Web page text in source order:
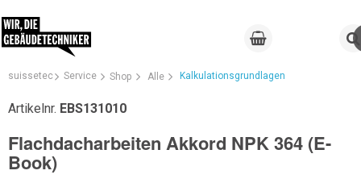
suissetec Service Shop Alle Kalkulationsgrundlagen
Artikelnr. EBS131010
Flachdacharbeiten Akkord NPK 364 (E-
Book)